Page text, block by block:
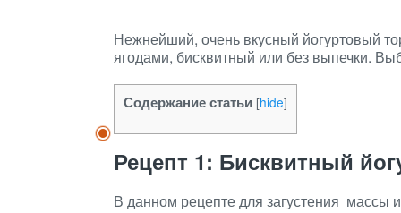
Нежнейший, очень вкусный йогуртовый
ягодами, бисквитный или без выпечки.
Содержание статьи [hide]
Рецепт 1: Бисквитный
В данном рецепте для загустения массы